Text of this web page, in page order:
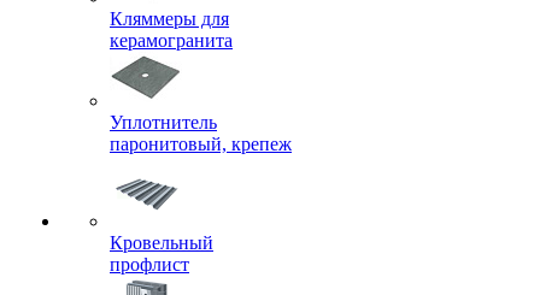
Кляммеры для
керамогранита
Уплотнитель
паронитовый, крепеж
Кровельный
профлист